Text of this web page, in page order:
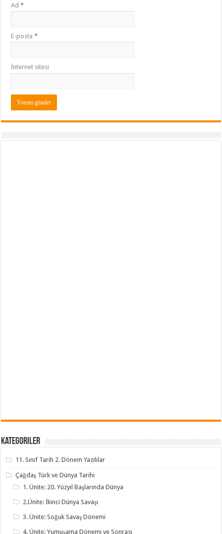
Ad*
E-posta*
İnternet sitesi
Kategoriler
11. Sınıf Tarih 2. Dönem Yazılılar
Çağdaş Türk ve Dünya Tarihi
1. Ünite: 20. Yüzyıl Başlarında Dünya
2.Ünite: İkinci Dünya Savaşı
3. Ünite: Soğuk Savaş Dönemi
4. Ünite: Yumuşama Dönemi ve Sonrası